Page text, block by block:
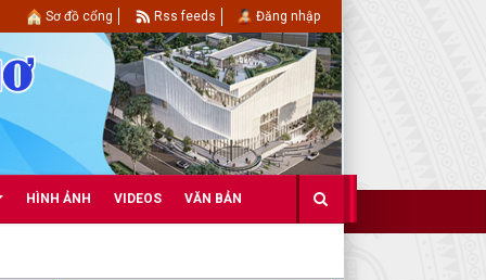
HÌNH ẢNH VIDEOS VĂN BẢN
Sơ đồ cổng Rss feeds Đăng nhập